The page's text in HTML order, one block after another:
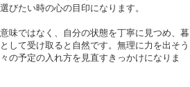
びたい時の心の目印になります。
味ではなく、自分の状態を丁寧に見つめ、暮
して受け取ると自然です。無理に力を出そう
の予定の入れ方を見直すきっかけになりま